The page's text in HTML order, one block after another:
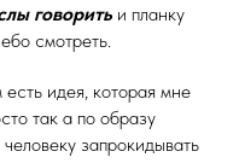
говорить и планку
смотреть.
идея, которая мне
так а по образу
запрокидывать